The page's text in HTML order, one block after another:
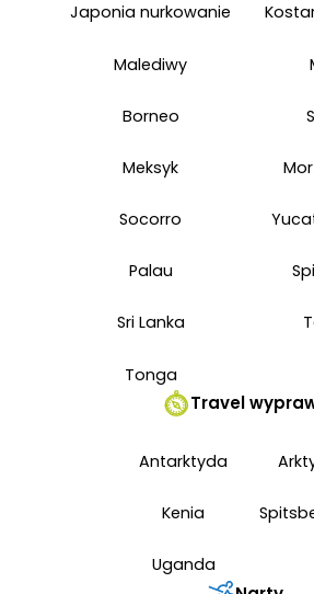
Japonia nurkowanie
Malediwy
Borneo
Meksyk
Socorro
Palau
Sri Lanka
Tonga
Travel
Antarktyda
Kenia
Uganda